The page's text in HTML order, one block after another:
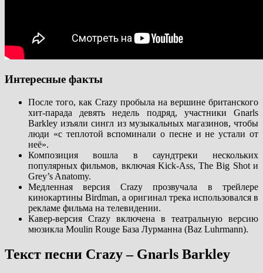
Интересные факты
После того, как Crazy пробыла на вершине британского
хит-парада девять недель подряд, участники Gnarls
Barkley изъяли сингл из музыкальных магазинов, чтобы
люди «с теплотой вспоминали о песне и не устали от
неё».
Композиция вошла в саундтреки нескольких
популярных фильмов, включая Kick-Ass, The Big Shot и
Grey’s Anatomy.
Медленная версия Crazy прозвучала в трейлере
кинокартины Birdman, а оригинал трека использовался в
рекламе фильма на телевидении.
Кавер-версия Crazy включена в театральную версию
мюзикла Moulin Rouge База Лурманна (Baz Luhrmann).
Текст песни Crazy – Gnarls Barkley